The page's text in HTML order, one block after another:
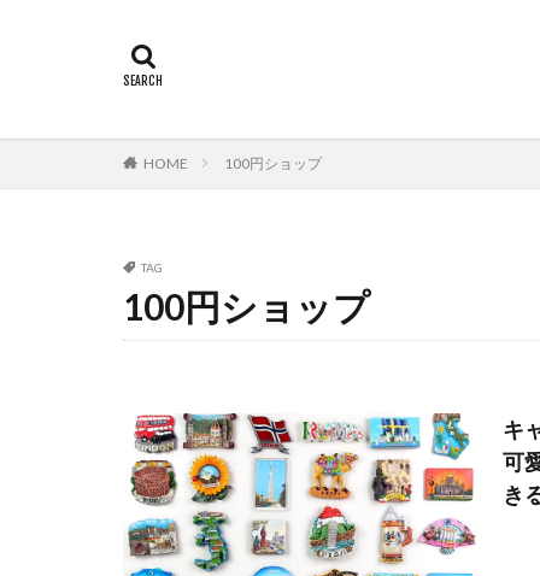
HOME 100円ショップ
TAG
100円ショップ
キ
可
き